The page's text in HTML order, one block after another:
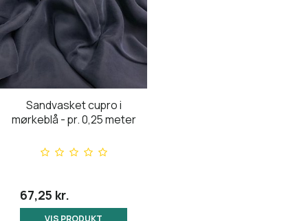
Sandvasket cupro i
mørkeblå - pr. 0,25 meter
67,25 kr.
VIS PRODUKT